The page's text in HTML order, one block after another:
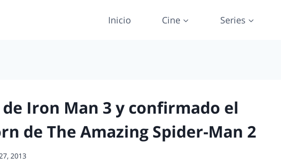
Inicio Cine Series
Iron Man 3 y confirmado el
de The Amazing Spider-Man 2
2013